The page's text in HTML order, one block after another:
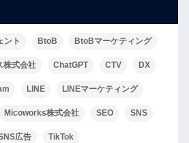
ント BtoB BtoBマーケティング
株式会社 ChatGPT CTV DX
LINE LINEマーケティング
Micoworks株式会社 SEO SNS
広告 TikTok